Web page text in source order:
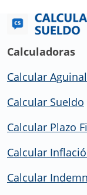
Calculadoras
Calcular
Calcular Sueldo
Calcular Plazo
Calcular
Calcular